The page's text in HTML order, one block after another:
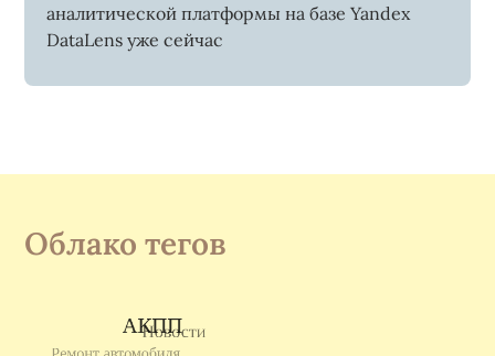
аналитической платформы на базе Yandex
DataLens уже сейчас
Облако тегов